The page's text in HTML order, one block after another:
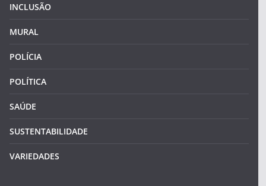
INCLUSÃO
MURAL
POLÍCIA
POLÍTICA
SAÚDE
SUSTENTABILIDADE
VARIEDADES